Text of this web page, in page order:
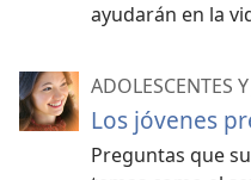
ayudarán en la
ADOLESCENTES
Los jóvenes
Preguntas que